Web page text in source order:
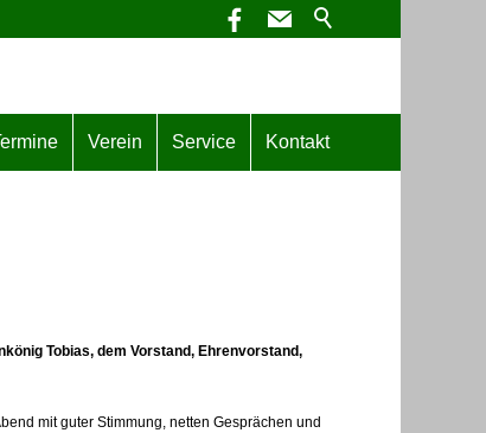
Verein Service Kontakt
Tobias, dem Vorstand, Ehrenvorstand,
mit guter Stimmung, netten Gesprächen und